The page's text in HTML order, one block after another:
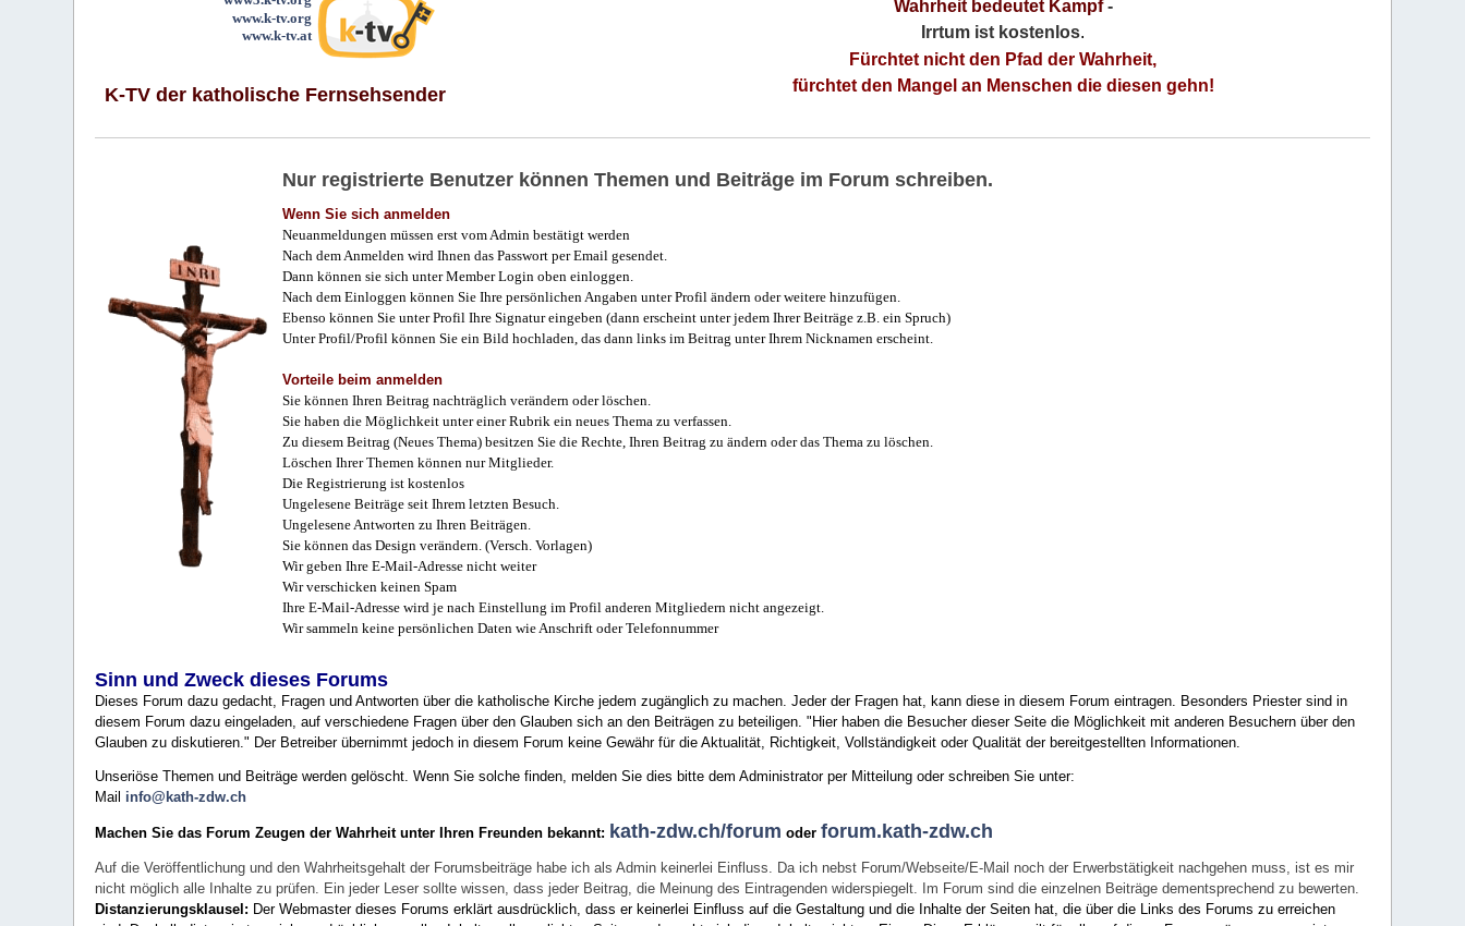
www.k-tv.org
www.k-tv.at
K-TV der katholische Fernsehsender
Wahrheit bedeutet Kampf-
Irrtum ist kostenlos.
Fürchtet nicht den Pfad der Wahrheit,
fürchtet den Mangel an Menschen die diesen gehn!
Nur registrierte Benutzer können Themen und Beiträge im Forum schreiben.
Wenn Sie sich anmelden
Neuanmeldungen müssen erst vom Admin bestätigt werden
Nach dem Anmelden wird Ihnen das Passwort per Email gesendet.
Dann können sie sich unter Member Login oben einloggen.
Nach dem Einloggen können Sie Ihre persönlichen Angaben unter Profil ändern oder weitere hinzufügen.
Ebenso können Sie unter Profil Ihre Signatur eingeben (dann erscheint unter jedem Ihrer Beiträge z.B. ein Spruch)
Unter Profil/Profil können Sie ein Bild hochladen, das dann links im Beitrag unter Ihrem Nicknamen erscheint.
Vorteile beim anmelden
Sie können Ihren Beitrag nachträglich verändern oder löschen.
Sie haben die Möglichkeit unter einer Rubrik ein neues Thema zu verfassen.
Zu diesem Beitrag (Neues Thema) besitzen Sie die Rechte, Ihren Beitrag zu ändern oder das Thema zu löschen.
Löschen Ihrer Themen können nur Mitglieder.
Die Registrierung ist kostenlos
Ungelesene Beiträge seit Ihrem letzten Besuch.
Ungelesene Antworten zu Ihren Beiträgen.
Sie können das Design verändern. (Versch. Vorlagen)
Wir geben Ihre E-Mail-Adresse nicht weiter
Wir verschicken keinen Spam
Ihre E-Mail-Adresse wird je nach Einstellung im Profil anderen Mitgliedern nicht angezeigt.
Wir sammeln keine persönlichen Daten wie Anschrift oder Telefonnummer
Sinn und Zweck dieses Forums
Dieses Forum dazu gedacht, Fragen und Antworten über die katholische Kirche jedem zugänglich zu machen. Jeder der Fragen hat, kann diese in diesem Forum eintragen. Besonders Priester sind in
diesem Forum dazu eingeladen, auf verschiedene Fragen über den Glauben sich an den Beiträgen zu beteiligen. "Hier haben die Besucher dieser Seite die Möglichkeit mit anderen Besuchern über den
Glauben zu diskutieren." Der Betreiber übernimmt jedoch in diesem Forum keine Gewähr für die Aktualität, Richtigkeit, Vollständigkeit oder Qualität der bereitgestellten Informationen.
Unseriöse Themen und Beiträge werden gelöscht. Wenn Sie solche finden, melden Sie dies bitte dem Administrator per Mitteilung oder schreiben Sie unter:
Mail info@kath-zdw.ch
Machen Sie das Forum Zeugen der Wahrheit unter Ihren Freunden bekannt: kath-zdw.ch/forum oderforum.kath-zdw.ch
Auf die Veröffentlichung und den Wahrheitsgehalt der Forumsbeiträge habe ich als Admin keinerlei Einfluss. Da ich nebst Forum/Webseite/E-Mail noch der Erwerbstätigkeit nachgehen muss, ist es mir
nicht möglich alle Inhalte zu prüfen. Ein jeder Leser sollte wissen, dass jeder Beitrag, die Meinung des Eintragenden widerspiegelt. Im Forum sind die einzelnen Beiträge dementsprechend zu bewerten.
Distanzierungsklausel: Der Webmaster dieses Forums erklärt ausdrücklich, dass er keinerlei Einfluss auf die Gestaltung und die Inhalte der Seiten hat, die über die Links des Forums zu erreichen